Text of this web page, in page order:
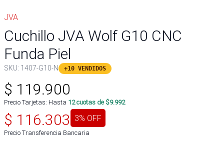
JVA
Cuchillo JVA Wolf G10 CNC
Funda Piel
SKU: 1407-G10-N +10 VENDIDOS
$ 119.900
Precio Tarjetas: Hasta 12cuotas de $9.992
$ 116.303 3% OFF
Precio Transferencia Bancaria